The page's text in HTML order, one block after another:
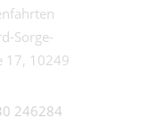
Sorge-
17, 10249
246284